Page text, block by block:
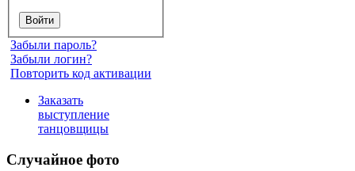
Забыли пароль?
Забыли логин?
Повторить код активации
Заказать
выступление
танцовщицы
Случайное фото